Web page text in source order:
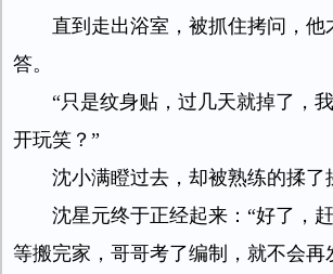
直到走出浴室，被抓住拷问，他
答。
“只是纹身贴，过几天就掉了，
开玩笑？”
沈小满瞪过去，却被熟练的揉了
沈星元终于正经起来：“好了，
等搬完家，哥哥考了编制，就不会再